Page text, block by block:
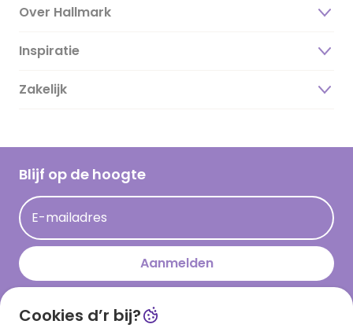
Over Hallmark
Over ons
Duurzaamheid
Hallmark Kaartclub
Acties
Persberichten
Hallmark en Kinderpostzegels
Inspiratie
Magazine
Cadeau inspiratie
Kaartinspiratie
Zakelijk
Blijf op de hoogte
E-mailadres
Aanmelden
Download onze app
Cookies d’r bij?